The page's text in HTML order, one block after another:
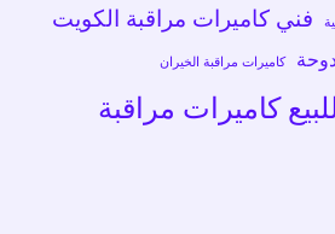
فني كاميرات مراقبة الكويت
كاميرات مراقبة الخيران
للبيع كاميرات مراقبة